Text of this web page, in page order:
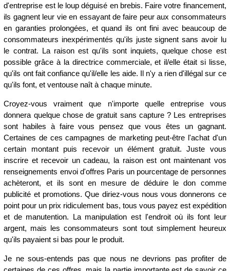
d'entreprise est le loup déguisé en brebis. Faire votre financement,
ils gagnent leur vie en essayant de faire peur aux consommateurs
en garanties prolongées, et quand ils ont fini avec beaucoup de
consommateurs inexpérimentés qu'ils juste signent sans avoir lu
le contrat. La raison est qu'ils sont inquiets, quelque chose est
possible grâce à la directrice commerciale, et il/elle était si lisse,
qu'ils ont fait confiance qu'il/elle les aide. Il n'y a rien d'illégal sur ce
qu'ils font, et ventouse naît à chaque minute.
Croyez-vous vraiment que n'importe quelle entreprise vous
donnera quelque chose de gratuit sans capture ? Les entreprises
sont habiles à faire vous pensez que vous êtes un gagnant.
Certaines de ces campagnes de marketing peut-être l'achat d'un
certain montant puis recevoir un élément gratuit. Juste vous
inscrire et recevoir un cadeau, la raison est ont maintenant vos
renseignements envoi d'offres Paris un pourcentage de personnes
achèteront, et ils sont en mesure de déduire le don comme
publicité et promotions. Que diriez-vous nous vous donnerons ce
point pour un prix ridiculement bas, tous vous payez est expédition
et de manutention. La manipulation est l'endroit où ils font leur
argent, mais les consommateurs sont tout simplement heureux
qu'ils payaient si bas pour le produit.
Je ne sous-entends pas que nous ne devrions pas profiter de